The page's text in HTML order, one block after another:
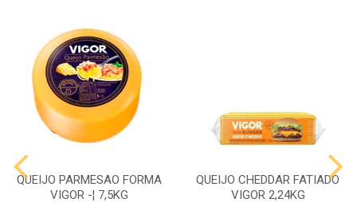
QUEIJO PARMESAO FORMA
VIGOR -¦ 7,5KG
QUEIJO CHEDDAR FATIADO
VIGOR 2,24KG